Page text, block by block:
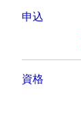
申込
資格